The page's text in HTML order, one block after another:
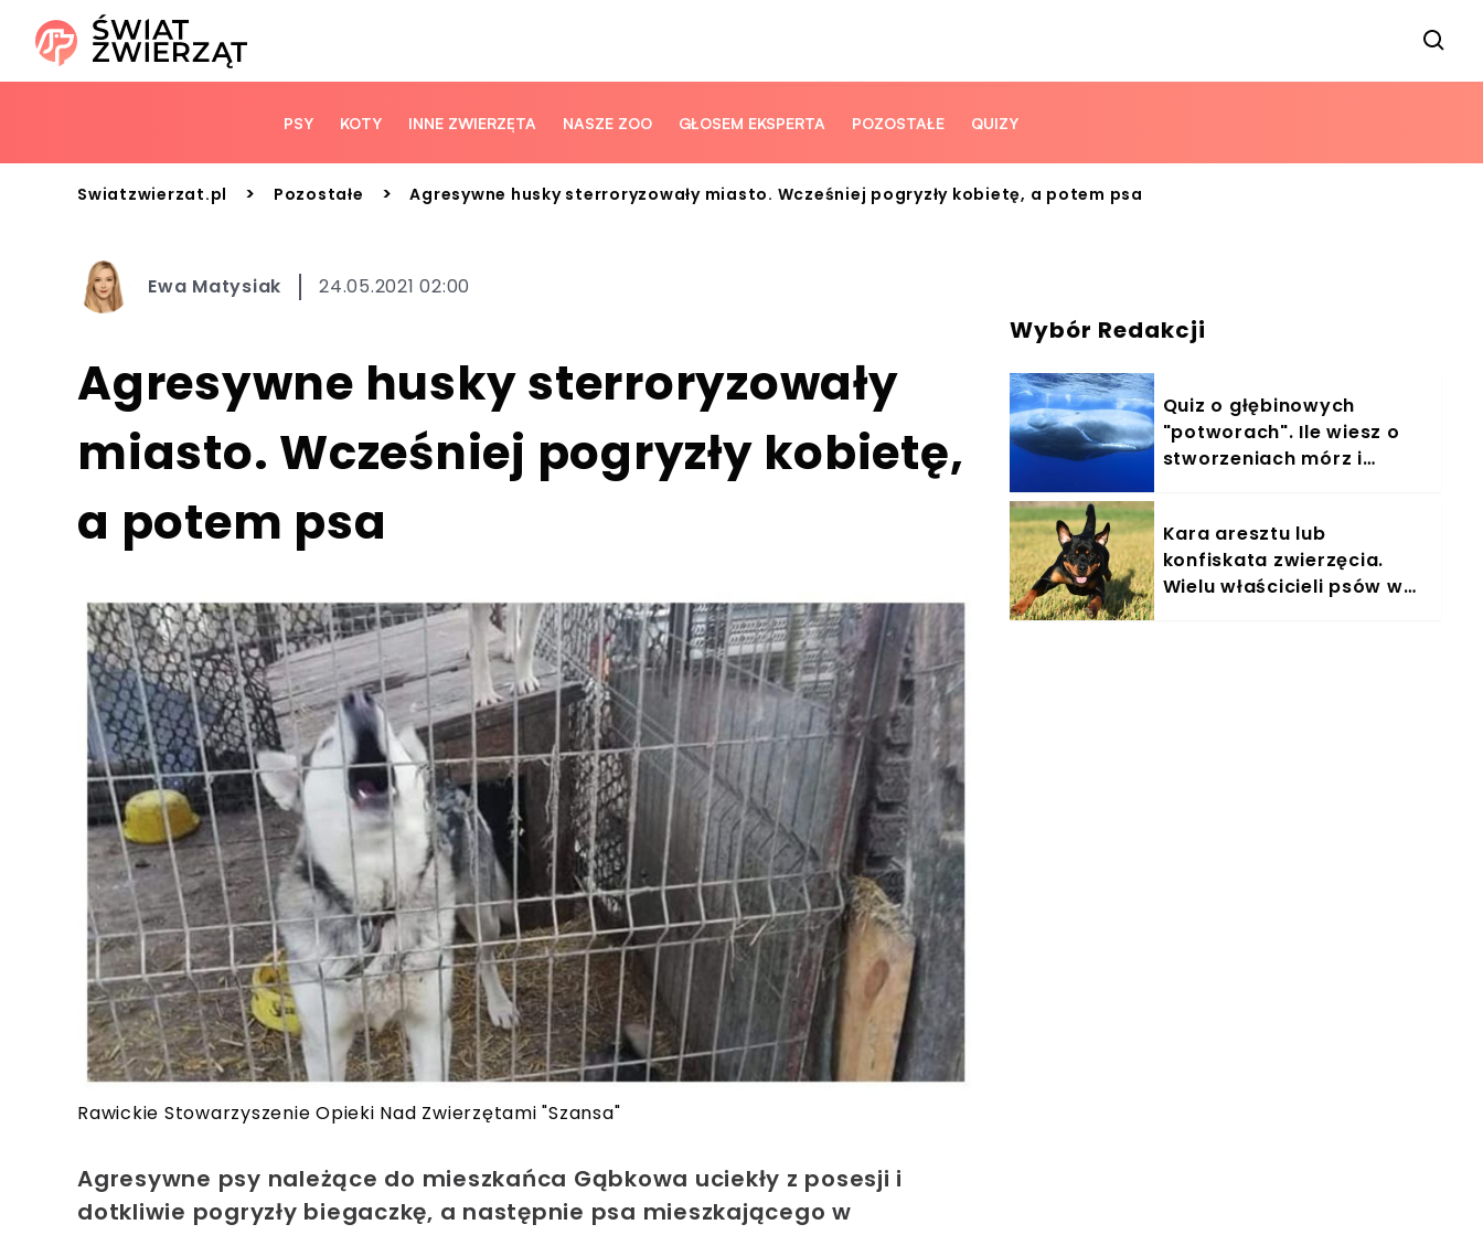
PSY KOTY INNE ZWIERZĘTA NASZE ZOO GŁOSEM EKSPERTA POZOSTAŁE QUIZY
Swiatzwierzat.pl > Pozostałe > Agresywne husky sterroryzowały miasto. Wcześniej pogryzły kobietę, a potem psa
Ewa Matysiak 24.05.2021 02:00
Agresywne husky sterroryzowały
miasto. Wcześniej pogryzły kobietę,
a potem psa
Rawickie Stowarzyszenie Opieki Nad Zwierzętami "Szansa"
Agresywne psy należące do mieszkańca Gąbkowa uciekły z posesji i
dotkliwie pogryzły biegaczkę, a następnie psa mieszkającego w
Wybór Redakcji
Quiz o głębinowych
"potworach". Ile wiesz o
stworzeniach mórz i
Kara aresztu lub
konfiskata zwierzęcia.
Wielu właścicieli psów w